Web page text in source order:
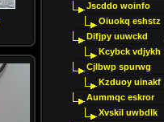
Jscddo woinfo
Oiuokq eshstz
Difjpy uuwckd
Kcybck vdjykh
Cjlbwp spurwg
Kzduoy uinakf
Aummqc eskror
Xvskil uwbdlk